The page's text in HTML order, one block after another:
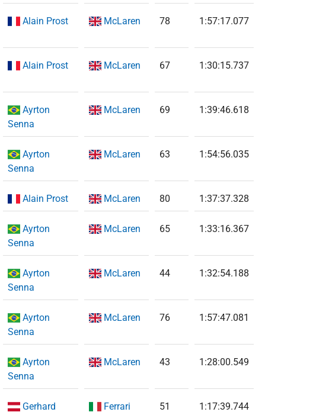
Alain Prost McLaren 78 1:57:17.077
Alain Prost McLaren 67 1:30:15.737
Ayrton
Senna
McLaren 69 1:39:46.618
Ayrton
Senna
McLaren 63 1:54:56.035
Alain Prost McLaren 80 1:37:37.328
Ayrton
Senna
McLaren 65 1:33:16.367
Ayrton
Senna
McLaren 44 1:32:54.188
Ayrton
Senna
McLaren 76 1:57:47.081
Ayrton
Senna
McLaren 43 1:28:00.549
Gerhard
Ferrari 51 1:17:39.744